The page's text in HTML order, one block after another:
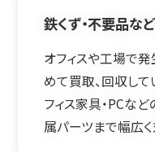
鉄くず・不要品な
オフィスや工場で
めて買取、回収して
フィス家具・PCな
属パーツまで幅広く